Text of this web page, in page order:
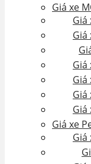
Giá xe
Giá
Giá
Giá
Giá
Giá
Giá
Giá xe
Giá